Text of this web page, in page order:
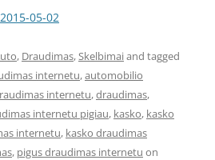
2015-05-02
, Draudimas,Skelbimaiand tagged
internetu,automobilio
internetu,draudimas,
internetu pigiau, kasko, kasko
internetu, kasko draudimas
, pigus draudimas internetu on